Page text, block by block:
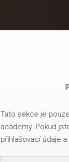
Tato sekce je
academy. Pokud
přihlašovací údaje